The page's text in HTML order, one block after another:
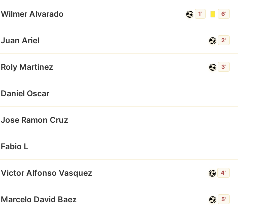
Wilmer Alvarado 1' 6'
Juan Ariel 2'
Roly Martinez 3'
Daniel Oscar
Jose Ramon Cruz
Fabio L
Victor Alfonso Vasquez 4'
Marcelo David Baez 5'